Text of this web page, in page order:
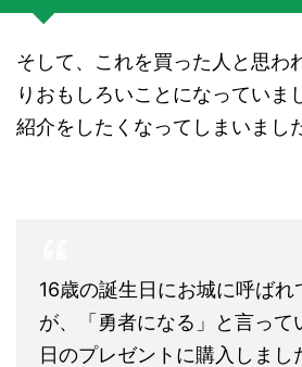
そして、これを買った人と思わ
りおもしろいことになっていま
紹介をしたくなってしまいまし
16歳の誕生日にお城に呼ばれ
が、「勇者になる」と言って
日のプレゼントに購入しまし